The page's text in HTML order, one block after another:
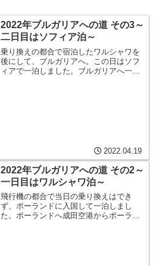
2022年ブルガリアへの道 その3～
二日目はソフィア泊～
乗り換えの都合で宿泊したワルシャワを
後にして、ブルガリアへ。この日はソフ
ィアで一泊しました。ブルガリアへ一泊
2022.04.19
2022年ブルガリアへの道 その2～
一日目はワルシャワ泊～
飛行機の都合で当日の乗り換えはでき
ず、ポーランドに入国して一泊しまし
た。ポーランドへ成田空港からポーラン